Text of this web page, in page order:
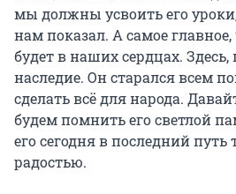
мы должны усвоить его
нам показал. А самое
будет в наших сердцах. Здесь,
наследие. Он старался всем
сделать всё для народа.
будем помнить его светлой
его сегодня в последний путь
радостью.